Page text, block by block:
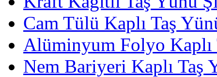
Cam Tülü Kaplı Taş
Alüminyum Folyo Kaplı
Nem Bariyeri Kaplı Taş